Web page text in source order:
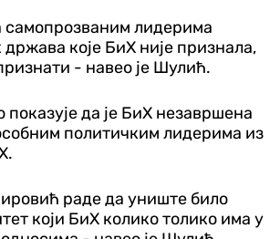
самопрозваним лидерима
које БиХ није признала,
- навео је Шулић.
показује да је БиХ незавршена
политичким лидерима из
раде да униште било
који БиХ колико толико има у